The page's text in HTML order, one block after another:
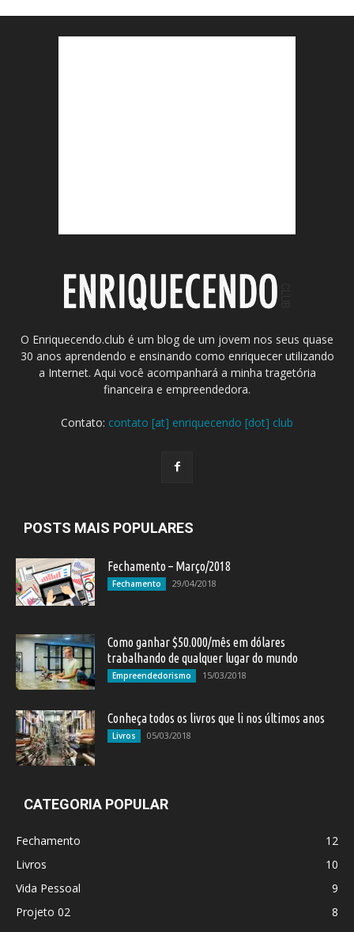
O Enriquecendo.club é um blog de um jovem nos seus quase
30 anos aprendendo e ensinando como enriquecer utilizando
a Internet. Aqui você acompanhará a minha tragetória
financeira e empreendedora.
Contato: contato [at] enriquecendo [dot] club
POSTS MAIS POPULARES
Fechamento – Março/2018
Fechamento 29/04/2018
Como ganhar $50.000/mês em dólares
trabalhando de qualquer lugar do mundo
Empreendedorismo 15/03/2018
Conheça todos os livros que li nos últimos anos
Livros 05/03/2018
CATEGORIA POPULAR
Fechamento
12
Livros
10
Vida Pessoal
9
Projeto 02
8